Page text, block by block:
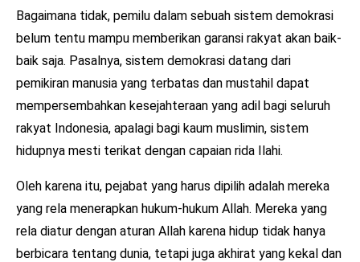
Bagaimana tidak, pemilu dalam sebuah sistem demokrasi
belum tentu mampu memberikan garansi rakyat akan baik-
baik saja. Pasalnya, sistem demokrasi datang dari
pemikiran manusia yang terbatas dan mustahil dapat
mempersembahkan kesejahteraan yang adil bagi seluruh
rakyat Indonesia, apalagi bagi kaum muslimin, sistem
hidupnya mesti terikat dengan capaian rida Ilahi.
Oleh karena itu, pejabat yang harus dipilih adalah mereka
yang rela menerapkan hukum-hukum Allah. Mereka yang
rela diatur dengan aturan Allah karena hidup tidak hanya
berbicara tentang dunia, tetapi juga akhirat yang kekal dan